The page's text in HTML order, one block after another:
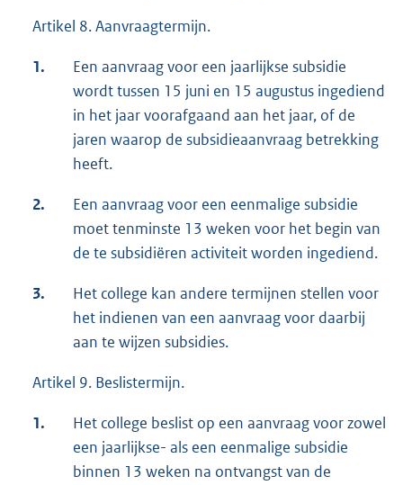
Artikel 8. Aanvraagtermijn.
1.
Een aanvraag voor een jaarlijkse subsidie
wordt tussen 15 juni en 15 augustus ingediend
in het jaar voorafgaand aan het jaar, of de
jaren waarop de subsidieaanvraag betrekking
heeft.
2.
Een aanvraag voor een eenmalige subsidie
moet tenminste 13 weken voor het begin van
de te subsidiëren activiteit worden ingediend.
3.
Het college kan andere termijnen stellen voor
het indienen van een aanvraag voor daarbij
aan te wijzen subsidies.
Artikel 9. Beslistermijn.
1.
Het college beslist op een aanvraag voor zowel
een jaarlijkse- als een eenmalige subsidie
binnen 13 weken na ontvangst van de